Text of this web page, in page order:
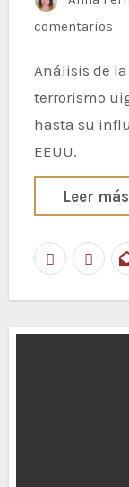
comentarios
Análisis de la problemática relacionada con el
terrorismo
hasta su
EEUU.
Leer más